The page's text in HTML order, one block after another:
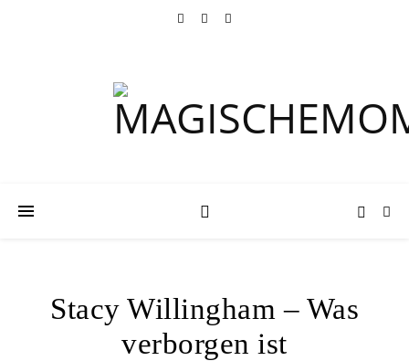
Stacy Willingham – Was
verborgen ist